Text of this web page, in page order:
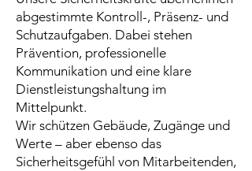
abgestimmte Kontroll-, Präsenz- und
Schutzaufgaben. Dabei stehen
Prävention, professionelle
Kommunikation und eine klare
Dienstleistungshaltung im
Mittelpunkt.
Wir schützen Gebäude, Zugänge und
Werte – aber ebenso das
Sicherheitsgefühl von Mitarbeitenden,